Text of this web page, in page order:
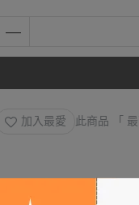
加入最愛 此商品 「